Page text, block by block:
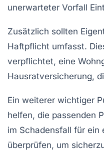
unerwarteter Vorfall
Zusätzlich sollten
Haftpflicht umfasst.
verpflichtet, eine
Hausratversicherung,
Ein weiterer wichtiger
helfen, die passenden
im Schadensfall für ein
überprüfen, um